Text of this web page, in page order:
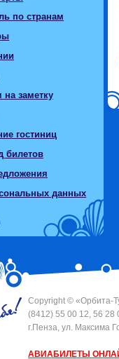
по странам
на заметку
гостиниц
билетов
данных
Сopyright © «Орбита-
(8412) 55 00 12, 56 28
г.Пенза, ул. Максима
АВИАБИЛЕТЫ